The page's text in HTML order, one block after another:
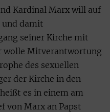
Kardinal Marx will auf
und damit
seiner Kirche mit
wolle Mitverantwortung
des sexuellen
der Kirche in den
es in einem am
von Marx an Papst